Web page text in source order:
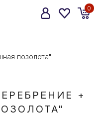
0
позолота"
+